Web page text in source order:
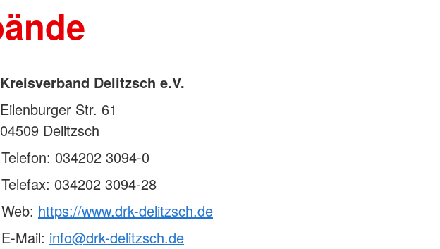
Kreisverband Delitzsch e.V.
Eilenburger Str. 61
04509 Delitzsch
Telefon: 034202 3094-0
Telefax: 034202 3094-28
Web: https://www.drk-delitzsch.de
E-Mail: info@drk-delitzsch.de